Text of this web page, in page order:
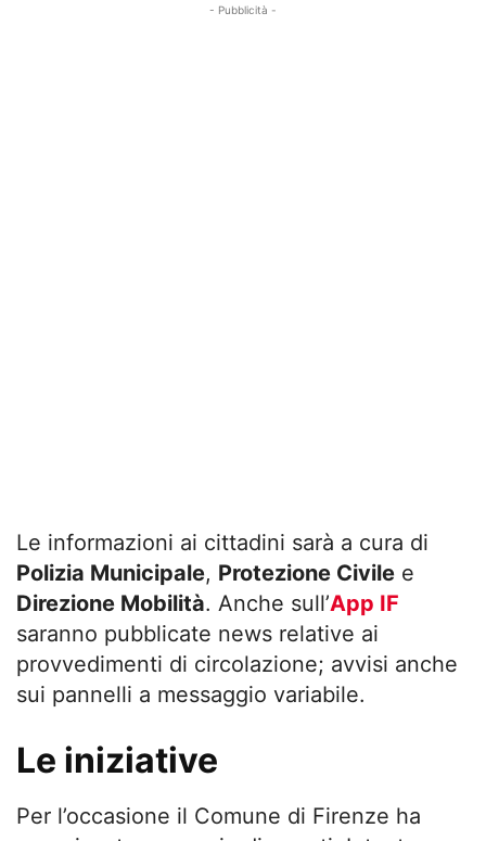
- Pubblicità -
Le informazioni ai cittadini sarà a cura di
Polizia Municipale, Protezione Civile e
Direzione Mobilità. Anche sull’App IF
saranno pubblicate news relative ai
provvedimenti di circolazione; avvisi anche
sui pannelli a messaggio variabile.
Le iniziative
Per l’occasione il Comune di Firenze ha